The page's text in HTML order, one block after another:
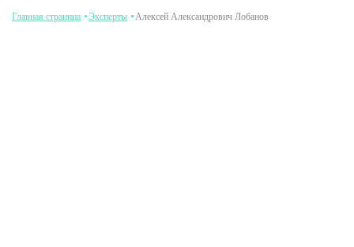
Главная страница Эксперты Алексей Александрович Лобанов